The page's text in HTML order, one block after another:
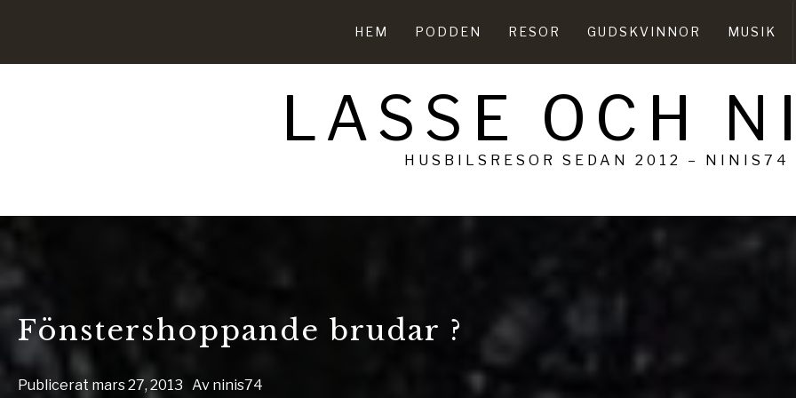
HEM PODDEN RESOR GUDSKVINNOR MUSIK
LASSE OCH
HUSBILSRESOR SEDAN 2012 – NINIS74
Fönstershoppande brudar ?
Publicerat mars 27, 2013 Av ninis74